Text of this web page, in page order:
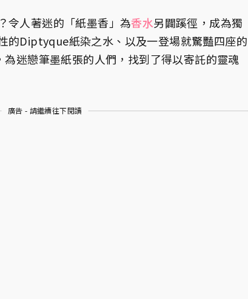
令人著迷的「紙墨香」為香水另闢蹊徑，成為獨
的Diptyque紙染之水、以及一登場就驚豔四座的
迷戀筆墨紙張的人們，找到了得以寄託的靈魂
廣告 - 請繼續往下閱讀